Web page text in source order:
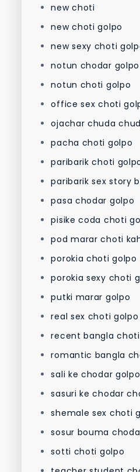
new choti
new choti golpo
new sexy choti
notun chodar golpo
notun choti golpo
office sex choti
ojachar chuda
pacha choti golpo
paribarik choti
paribarik sex story
pasa chodar golpo
pisike coda choti
pod marar choti
porokia choti golpo
porokia sexy choti
putki marar golpo
real sex choti golpo
recent bangla choti
romantic bangla
sali ke chodar golpo
sasuri ke chodar
shemale sex choti
sosur bouma
sotti choti golpo